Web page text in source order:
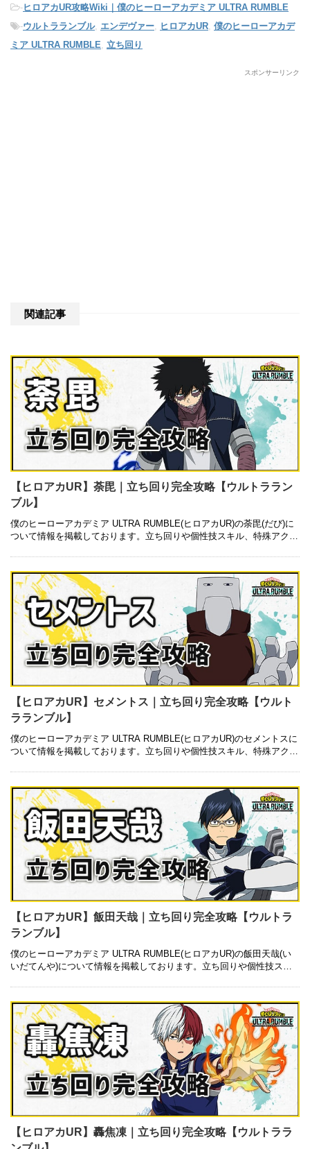
-ヒロアカUR攻略Wiki｜僕のヒーローアカデミア ULTRA RUMBLE
-ウルトラランブル, エンデヴァー, ヒロアカUR, 僕のヒーローアカデ
ミア ULTRA RUMBLE, 立ち回り
スポンサーリンク
関連記事
【ヒロアカUR】荼毘｜立ち回り完全攻略【ウルトララン
ブル】
僕のヒーローアカデミア ULTRA RUMBLE(ヒロアカUR)の荼毘(だび)に
ついて情報を掲載しております。立ち回りや個性技スキル、特殊アクシ
【ヒロアカUR】セメントス｜立ち回り完全攻略【ウルト
ラランブル】
僕のヒーローアカデミア ULTRA RUMBLE(ヒロアカUR)のセメントスに
ついて情報を掲載しております。立ち回りや個性技スキル、特殊アクシ
【ヒロアカUR】飯田天哉｜立ち回り完全攻略【ウルトラ
ランブル】
僕のヒーローアカデミア ULTRA RUMBLE(ヒロアカUR)の飯田天哉(い
いだてんや)について情報を掲載しております。立ち回りや個性技スキ
【ヒロアカUR】轟焦凍｜立ち回り完全攻略【ウルトララ